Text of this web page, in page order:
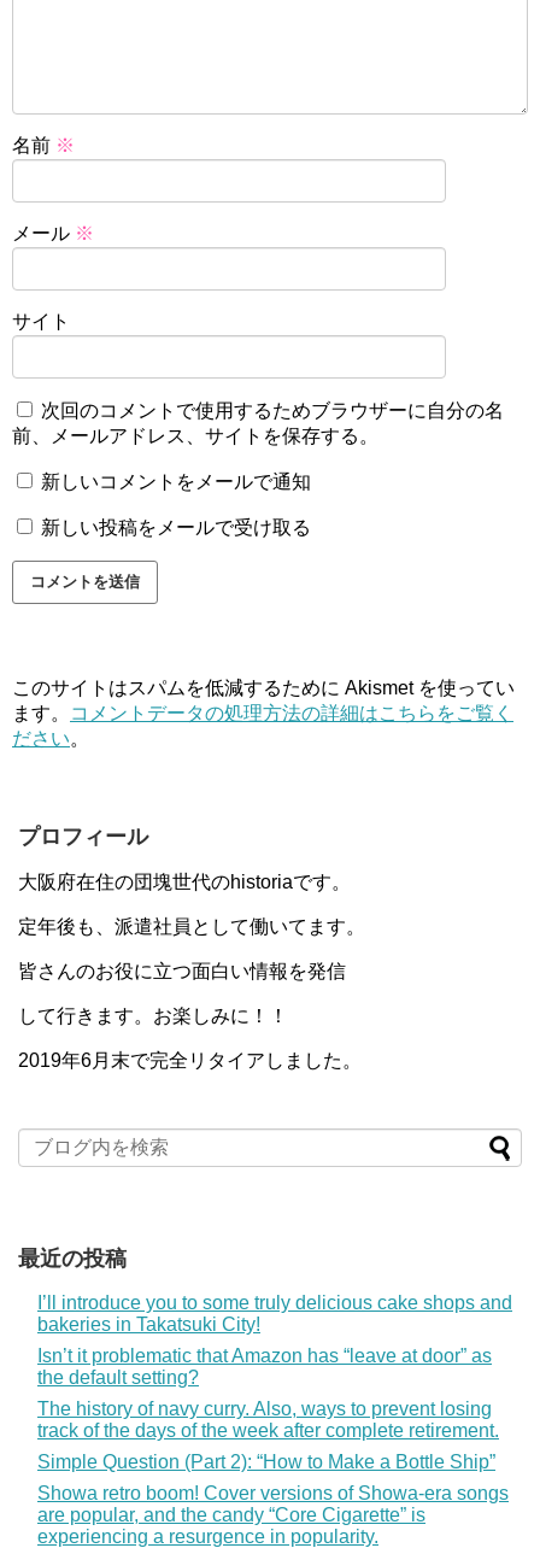
名前 ※
メール ※
サイト
次回のコメントで使用するためブラウザーに自分の名
前、メールアドレス、サイトを保存する。
新しいコメントをメールで通知
新しい投稿をメールで受け取る
このサイトはスパムを低減するために Akismet を使ってい
ます。
コメントデータの処理方法の詳細はこちらをご覧く
ださい。
プロフィール
大阪府在住の団塊世代のhistoriaです。
定年後も、派遣社員として働いてます。
皆さんのお役に立つ面白い情報を発信
して行きます。お楽しみに！！
2019年6月末で完全リタイアしました。
最近の投稿
I’ll introduce you to some truly delicious cake shops and
bakeries in Takatsuki City!
Isn’t it problematic that Amazon has “leave at door” as
the default setting?
The history of navy curry. Also, ways to prevent losing
track of the days of the week after complete retirement.
Simple Question (Part 2): “How to Make a Bottle Ship”
Showa retro boom! Cover versions of Showa-era songs
are popular, and the candy “Core Cigarette” is
experiencing a resurgence in popularity.